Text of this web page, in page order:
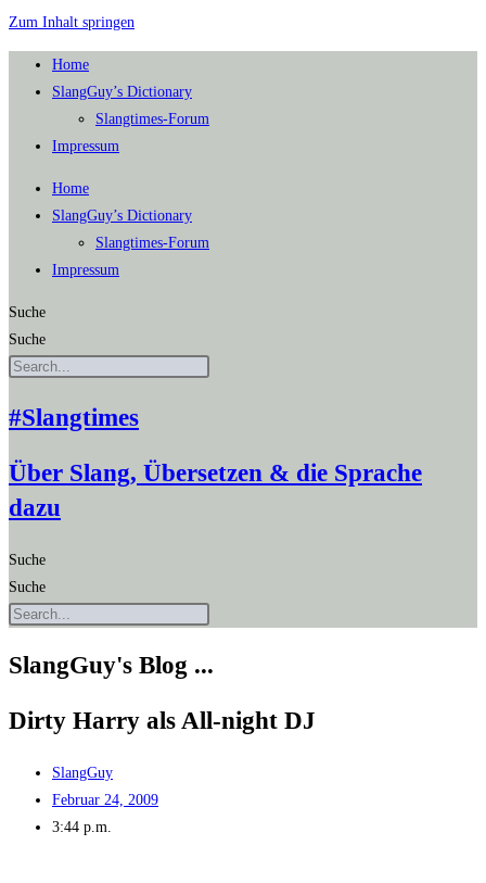
Zum Inhalt springen
Home
SlangGuy’s Dic­tion­a­ry
Slang­times-Forum
Impres­sum
Home
SlangGuy’s Dic­tion­a­ry
Slang­times-Forum
Impres­sum
Suche
Suche
#Slangtimes
Über Slang, Übersetzen & die Sprache
dazu
Suche
Suche
SlangGuy's Blog ...
Dir­ty Har­ry als All-night DJ
SlangGuy
Februar 24, 2009
3:44 p.m.